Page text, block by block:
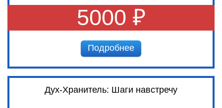
5000 ₽
Подробнее
Дух-Хранитель: Шаги навстречу